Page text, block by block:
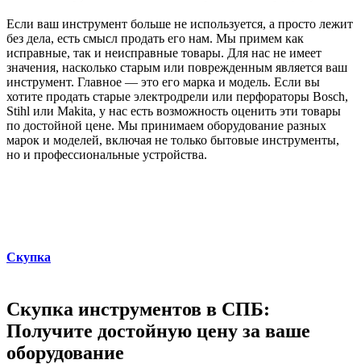
Если ваш инструмент больше не используется, а просто лежит
без дела, есть смысл продать его нам. Мы примем как
исправные, так и неисправные товары. Для нас не имеет
значения, насколько старым или поврежденным является ваш
инструмент. Главное — это его марка и модель. Если вы
хотите продать старые электродрели или перфораторы Bosch,
Stihl или Makita, у нас есть возможность оценить эти товары
по достойной цене. Мы принимаем оборудование разных
марок и моделей, включая не только бытовые инструменты,
но и профессиональные устройства.
Скупка
Скупка инструментов в СПБ:
Получите достойную цену за ваше
оборудование